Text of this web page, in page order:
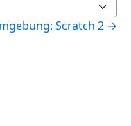
Scratch 2 →